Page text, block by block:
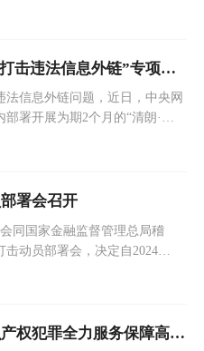
中央网信办部署开展“清朗·打击违法信息外链”专项行动
信息外链问题，近日，中央网
署开展为期2个月的“清朗·打
署会召开
同国家金融监督管理总局稽
动员部署会，决定自2024年
险诈骗犯罪专项打击。
公安机关依法严打侵犯知识产权犯罪全力服务保障高质量发展 2023年立案侦办侵权假冒犯罪案件4万余起